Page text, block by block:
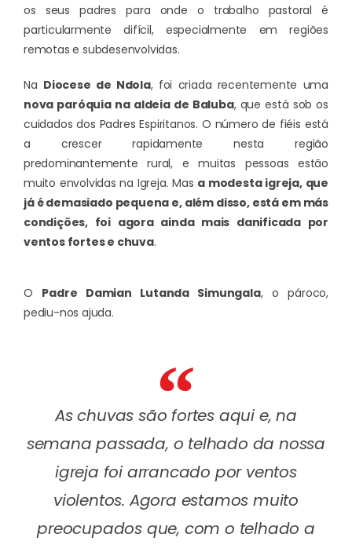
os seus padres para onde o trabalho pastoral é
particularmente difícil, especialmente em regiões
remotas e subdesenvolvidas.
Na Diocese de Ndola, foi criada recentemente uma
nova paróquia na aldeia de Baluba, que está sob os
cuidados dos Padres Espiritanos. O número de fiéis está
a crescer rapidamente nesta região
predominantemente rural, e muitas pessoas estão
muito envolvidas na Igreja. Mas a modesta igreja, que
já é demasiado pequena e, além disso, está em más
condições, foi agora ainda mais danificada por
ventos fortes e chuva.
O Padre Damian Lutanda Simungala, o pároco,
pediu-nos ajuda.
As chuvas são fortes aqui e, na
semana passada, o telhado da nossa
igreja foi arrancado por ventos
violentos. Agora estamos muito
preocupados que, com o telhado a